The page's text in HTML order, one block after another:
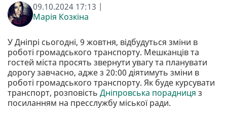
09.10.2024 17:13 |
Марія Козкіна
У Дніпрі сьогодні, 9 жовтня, відбудуться зміни в
роботі громадського транспорту. Мешканців та
гостей міста просять звернути увагу та планувати
дорогу завчасно, адже з 20:00 діятимуть зміни в
роботі громадського транспорту. Як буде курсувати
транспорт, розповість Дніпровська порадниця з
посиланням на пресслужбу міської ради.